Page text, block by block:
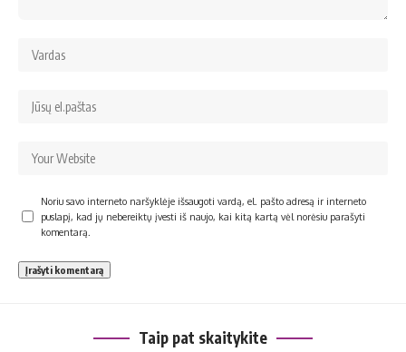
Noriu savo interneto naršyklėje išsaugoti vardą, el. pašto adresą ir interneto
puslapį, kad jų nebereiktų įvesti iš naujo, kai kitą kartą vėl norėsiu parašyti
komentarą.
Taip pat skaitykite